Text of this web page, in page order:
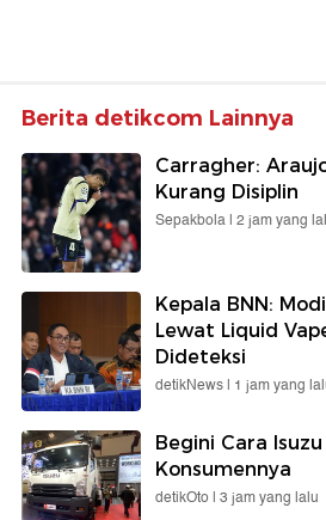
Berita detikcom Lainnya
Carragher:
Kurang Disiplin
Sepakbola | 2 jam yang
Kepala BNN:
Lewat Liquid
Dideteksi
detikNews | 1 jam yang
Begini Cara
Konsumennya
detikOto | 3 jam yang lalu